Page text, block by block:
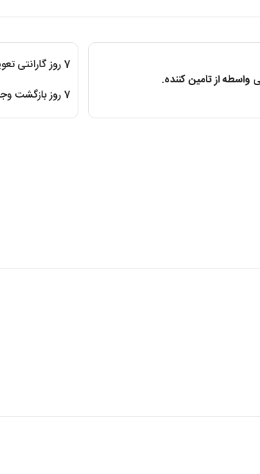
واسطه از تامین کننده.
7 روز گارانتی تعویض
7 روز بازگشت وجه